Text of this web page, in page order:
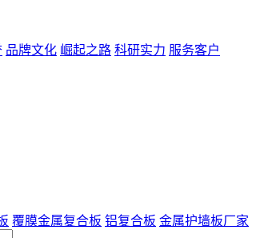
品牌文化 崛起之路 科研实力 服务客户
覆膜金属复合板 铝复合板 金属护墙板厂家